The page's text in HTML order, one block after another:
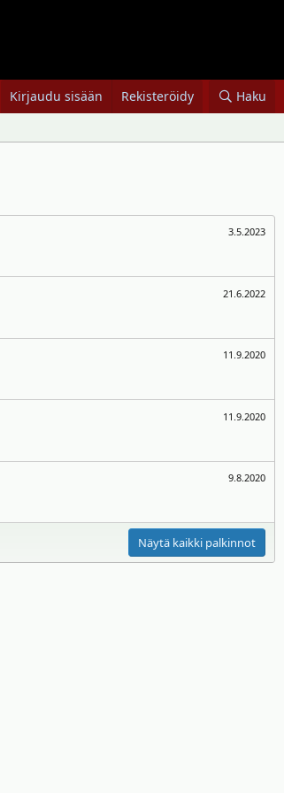
Kirjaudu sisään Rekisteröidy Haku
3.5.2023
21.6.2022
11.9.2020
11.9.2020
9.8.2020
Näytä kaikki palkinnot